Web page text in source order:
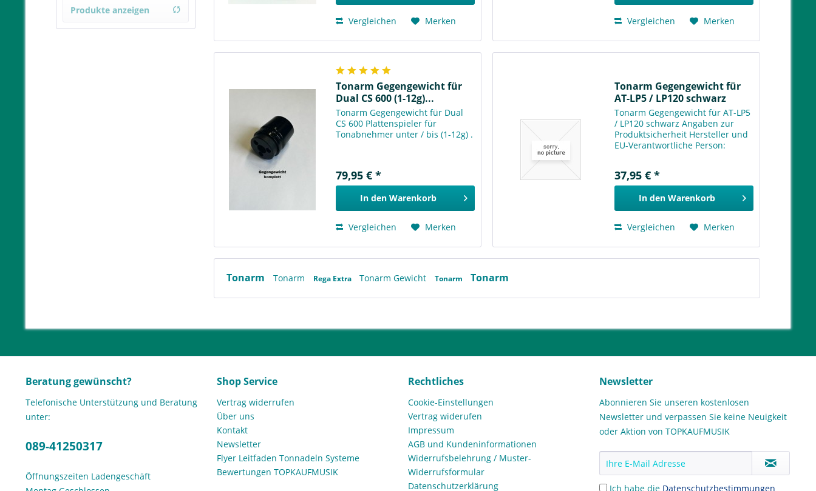
& mehr
& mehr
Produkte anzeigen
Vergleichen Merken Vergleichen Merken
Tonarm Gegengewicht für
Dual CS 600 (1-12g)...
Tonarm Gegengewicht für Dual
CS 600 Plattenspieler für
Tonabnehmer unter / bis (1-12g) .
79,95 € *
In den Warenkorb
Vergleichen Merken
Tonarm Gegengewicht für
AT-LP5 / LP120 schwarz
Tonarm Gegengewicht für AT-LP5
/ LP120 schwarz Angaben zur
Produktsicherheit Hersteller und
EU-Verantwortliche Person:
Straße 127 81371 München
Deutschland Telefon:
08941250317 Telefax:...
37,95 € *
In den Warenkorb
Vergleichen Merken
Tonarm Tonarm Rega Extra Tonarm Gewicht Tonarm Tonarm
Beratung gewünscht?
Telefonische Unterstützung und Beratung
unter:
089-41250317
Öffnungszeiten Ladengeschäft
Shop Service
Vertrag widerrufen
Über uns
Kontakt
Newsletter
Flyer Leitfaden Tonnadeln Systeme
Bewertungen TOPKAUFMUSIK
Rechtliches
Cookie-Einstellungen
Vertrag widerufen
Impressum
AGB und Kundeninformationen
Widerrufsbelehrung / Muster-
Widerrufsformular
Datenschutzerklärung
Newsletter
Abonnieren Sie unseren kostenlosen
Newsletter und verpassen Sie keine Neuigkeit
oder Aktion von TOPKAUFMUSIK
Ich habe die Datenschutzbestimmungen